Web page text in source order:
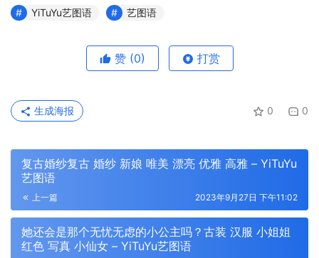
YiTuYu艺图语 艺图语
赞 (0) 打赏
0 0
生成海报
复古婚纱复古 婚纱 新娘 唯美 漂亮 优雅 高雅 – YiTuYu
艺图语
上一篇 2023年9月27日 下午11:02
她还会是那个无忧无虑的小公主吗？古装 汉服 小姐姐
红色 写真 小仙女 – YiTuYu艺图语